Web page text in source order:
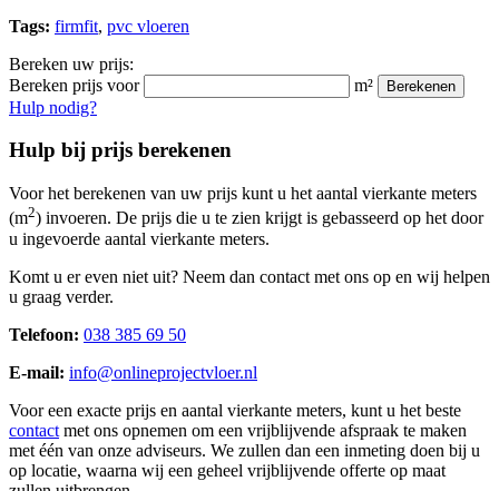
Tags: firmfit, pvc vloeren
Bereken uw prijs:
Bereken prijs voor
m² Berekenen
Hulp nodig?
Hulp bij prijs berekenen
Voor het berekenen van uw prijs kunt u het aantal vierkante meters
(m2) invoeren. De prijs die u te zien krijgt is gebasseerd op het door
u ingevoerde aantal vierkante meters.
Komt u er even niet uit? Neem dan contact met ons op en wij helpen
u graag verder.
Telefoon: 038 385 69 50
E-mail: info@onlineprojectvloer.nl
Voor een exacte prijs en aantal vierkante meters, kunt u het beste
contact met ons opnemen om een vrijblijvende afspraak te maken
met één van onze adviseurs. We zullen dan een inmeting doen bij u
op locatie, waarna wij een geheel vrijblijvende offerte op maat